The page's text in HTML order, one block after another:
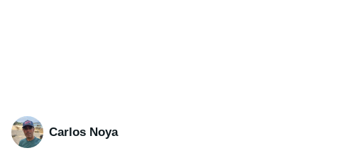
Carlos Noya